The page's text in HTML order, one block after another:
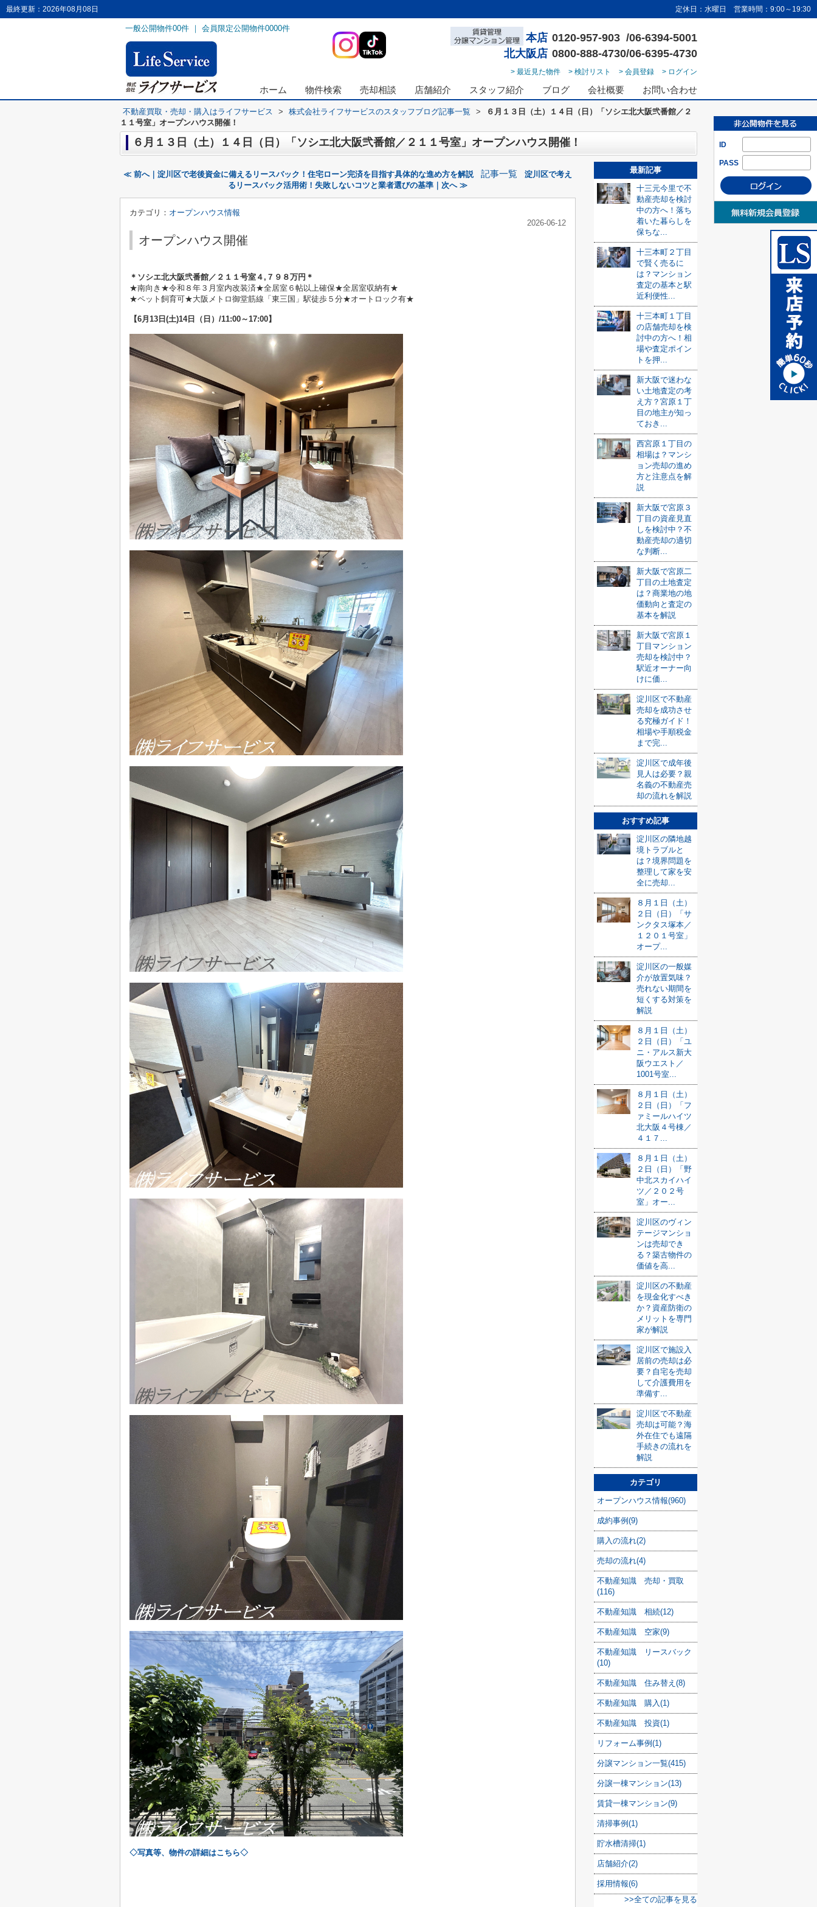
最終更新：2026年08月08日 定休日：水曜日 営業時間：9:00～19:30
一般公開物件00件 ｜ 会員限定公開物件0000件
本店 0120-957-903 /06-6394-5001
北大阪店 0800-888-4730/06-6395-4730
> 最近見た物件 > 検討リスト > 会員登録 > ログイン
ホーム 物件検索 売却相談 店舗紹介 スタッフ紹介 ブログ 会社概要 お問い合わせ
ID
PASS
不動産買取・売却・購入はライフサービス > 株式会社ライフサービスのスタッフブログ記事一覧 >
６月１３日（土）１４日（日）「ソシエ北大阪弐番館／２
１１号室」オープンハウス開催！
６月１３日（土）１４日（日）「ソシエ北大阪弐番館／２１１号室」オープンハウス開催！
≪ 前へ｜淀川区で老後資金に備えるリースバック！住宅ローン完済を目指す具体的な進め方を解説 記事一覧
淀川区で考え
るリースバック活用術！失敗しないコツと業者選びの基準｜次へ ≫
カテゴリ： オープンハウス情報
2026-06-12
オープンハウス開催
＊ソシエ北大阪弐番館／２１１号室４ ,７９８万円 ＊
★南向き★令和８年３月室内改装済★全居室６帖以上確保★全居室収納有★
★ペット飼育可★大阪メトロ御堂筋線「東三国」駅徒歩５分★オートロック有★
【6月13日(土)14日（日） /11:00～17:00】
◇写真等、物件の詳細はこちら◇
最新記事
十三元今里で不
動産売却を検討
中の方へ！落ち
着いた暮らしを
保ちな...
十三本町２丁目
で賢く売るに
は？マンション
査定の基本と駅
近利便性...
十三本町１丁目
の店舗売却を検
討中の方へ！相
場や査定ポイン
トを押...
新大阪で迷わな
い土地査定の考
え方？宮原１丁
目の地主が知っ
ておき...
西宮原１丁目の
相場は？マンシ
ョン売却の進め
方と注意点を解
説
新大阪で宮原３
丁目の資産見直
しを検討中？不
動産売却の適切
な判断...
新大阪で宮原二
丁目の土地査定
は？商業地の地
価動向と査定の
基本を解説
新大阪で宮原１
丁目マンション
売却を検討中？
駅近オーナー向
けに価...
淀川区で不動産
売却を成功させ
る究極ガイド！
相場や手順税金
まで完...
淀川区で成年後
見人は必要？親
名義の不動産売
却の流れを解説
おすすめ記事
淀川区の隣地越
境トラブルと
は？境界問題を
整理して家を安
全に売却...
８月１日（土）
２日（日）「サ
ンクタス塚本／
１２０１号室」
オープ...
淀川区の一般媒
介が放置気味？
売れない期間を
短くする対策を
解説
８月１日（土）
２日（日）「ユ
ニ・アルス新大
阪ウエスト／
1001号室...
８月１日（土）
２日（日）「フ
ァミールハイツ
北大阪４号棟／
４１７...
８月１日（土）
２日（日）「野
中北スカイハイ
ツ／２０２号
室」オー...
淀川区のヴィン
テージマンショ
ンは売却でき
る？築古物件の
価値を高...
淀川区の不動産
を現金化すべき
か？資産防衛の
メリットを専門
家が解説
淀川区で施設入
居前の売却は必
要？自宅を売却
して介護費用を
準備す...
淀川区で不動産
売却は可能？海
外在住でも遠隔
手続きの流れを
解説
カテゴリ
オープンハウス情報(960)
成約事例(9)
購入の流れ(2)
売却の流れ(4)
不動産知識 売却・買取
(116)
不動産知識 相続(12)
不動産知識 空家(9)
不動産知識 リースバック
(10)
不動産知識 住み替え(8)
不動産知識 購入(1)
不動産知識 投資(1)
リフォーム事例(1)
分譲マンション一覧(415)
分譲一棟マンション(13)
賃貸一棟マンション(9)
清掃事例(1)
貯水槽清掃(1)
店舗紹介(2)
採用情報(6)
>>全ての記事を見る